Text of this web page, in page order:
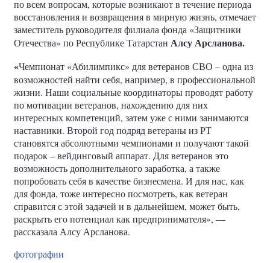
по всем вопросам, которые возникают в течение периода
восстановления и возвращения в мирную жизнь, отмечает
заместитель руководителя филиала фонда «Защитники
Отечества» по Республике Татарстан Алсу Арсланова.
«Чемпионат «Абилимпикс» для ветеранов СВО – одна из
возможностей найти себя, например, в профессиональной
жизни. Наши социальные координаторы проводят работу
по мотивации ветеранов, нахождению для них
интересных компетенций, затем уже с ними занимаются
наставники. Второй год подряд ветераны из РТ
становятся абсолютными чемпионами и получают такой
подарок – вейдинговый аппарат. Для ветеранов это
возможность дополнительного заработка, а также
попробовать себя в качестве бизнесмена. И для нас, как
для фонда, тоже интересно посмотреть, как ветеран
справится с этой задачей и в дальнейшем, может быть,
раскрыть его потенциал как предпринимателя», —
рассказала Алсу Арсланова.
фотографии